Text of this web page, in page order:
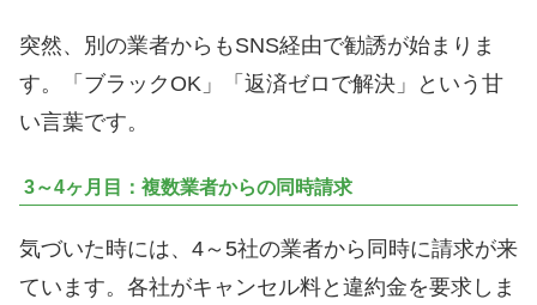
突然、別の業者からもSNS経由で勧誘が始まりま
す。「ブラックOK」「返済ゼロで解決」という甘
い言葉です。
3～4ヶ月目：複数業者からの同時請求
気づいた時には、4～5社の業者から同時に請求が来
ています。各社がキャンセル料と違約金を要求しま